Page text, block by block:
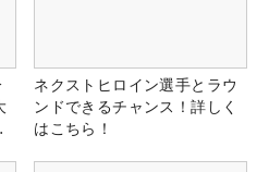
ネクストヒロイン選手とラウ
ンドできるチャンス！詳しく
はこちら！